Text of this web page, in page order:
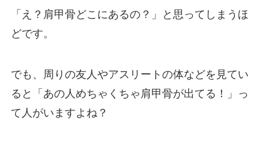
「え？肩甲骨どこにあるの？」と思ってしまうほ
どです。
でも、周りの友人やアスリートの体などを見てい
ると「あの人めちゃくちゃ肩甲骨が出てる！」っ
て人がいますよね？